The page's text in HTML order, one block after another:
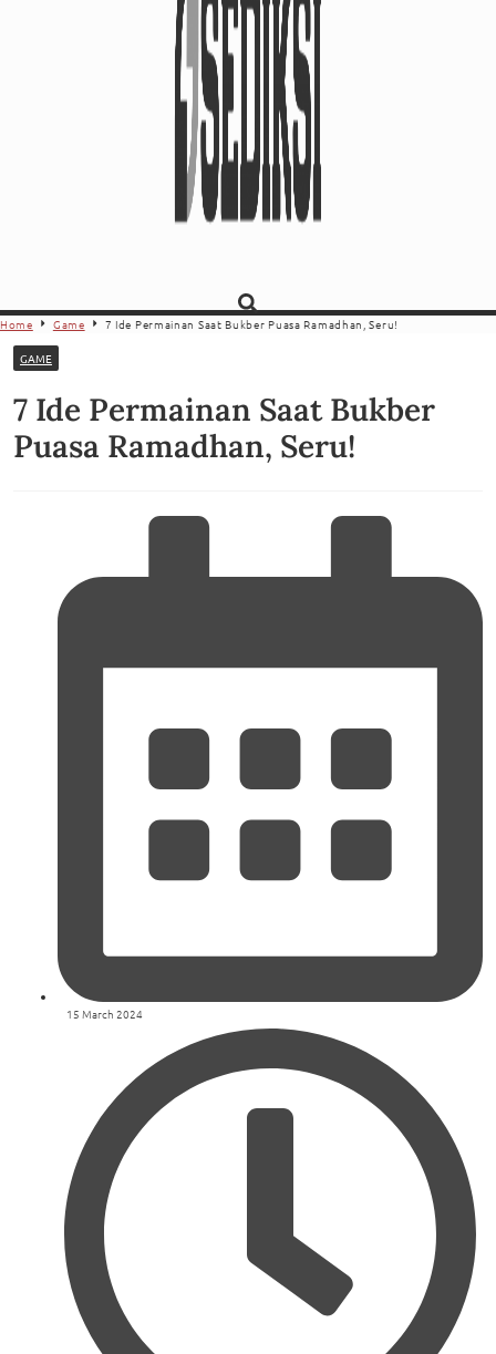
Home Game 7 Ide Permainan Saat Bukber Puasa Ramadhan, Seru!
GAME
7 Ide Permainan Saat Bukber
Puasa Ramadhan, Seru!
15 March 2024